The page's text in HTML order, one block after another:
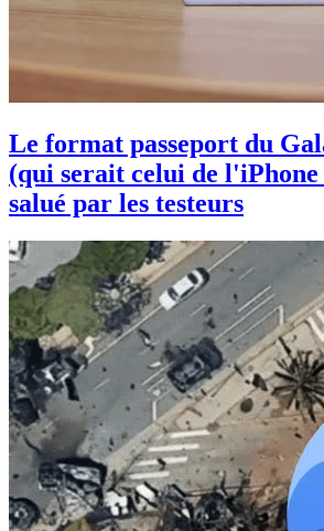
Le format passeport du
(qui serait celui de
salué par les testeurs